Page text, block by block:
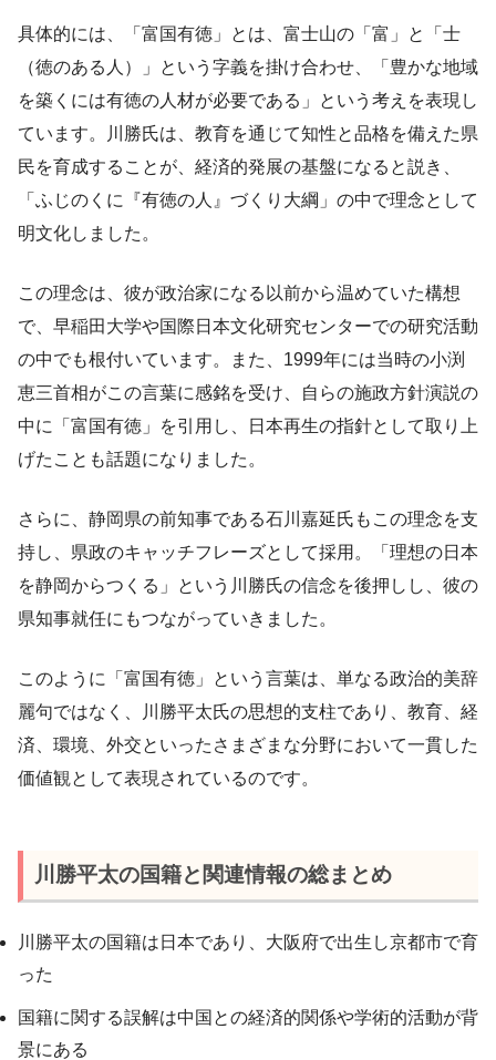
具体的には、「富国有徳」とは、富士山の「富」と「士
（徳のある人）」という字義を掛け合わせ、「豊かな地域
を築くには有徳の人材が必要である」という考えを表現し
ています。川勝氏は、教育を通じて知性と品格を備えた県
民を育成することが、経済的発展の基盤になると説き、
「ふじのくに『有徳の人』づくり大綱」の中で理念として
明文化しました。
この理念は、彼が政治家になる以前から温めていた構想
で、早稲田大学や国際日本文化研究センターでの研究活動
の中でも根付いています。また、1999年には当時の小渕
恵三首相がこの言葉に感銘を受け、自らの施政方針演説の
中に「富国有徳」を引用し、日本再生の指針として取り上
げたことも話題になりました。
さらに、静岡県の前知事である石川嘉延氏もこの理念を支
持し、県政のキャッチフレーズとして採用。「理想の日本
を静岡からつくる」という川勝氏の信念を後押しし、彼の
県知事就任にもつながっていきました。
このように「富国有徳」という言葉は、単なる政治的美辞
麗句ではなく、川勝平太氏の思想的支柱であり、教育、経
済、環境、外交といったさまざまな分野において一貫した
価値観として表現されているのです。
川勝平太の国籍と関連情報の総まとめ
川勝平太の国籍は日本であり、大阪府で出生し京都市で育
った
国籍に関する誤解は中国との経済的関係や学術的活動が背
景にある